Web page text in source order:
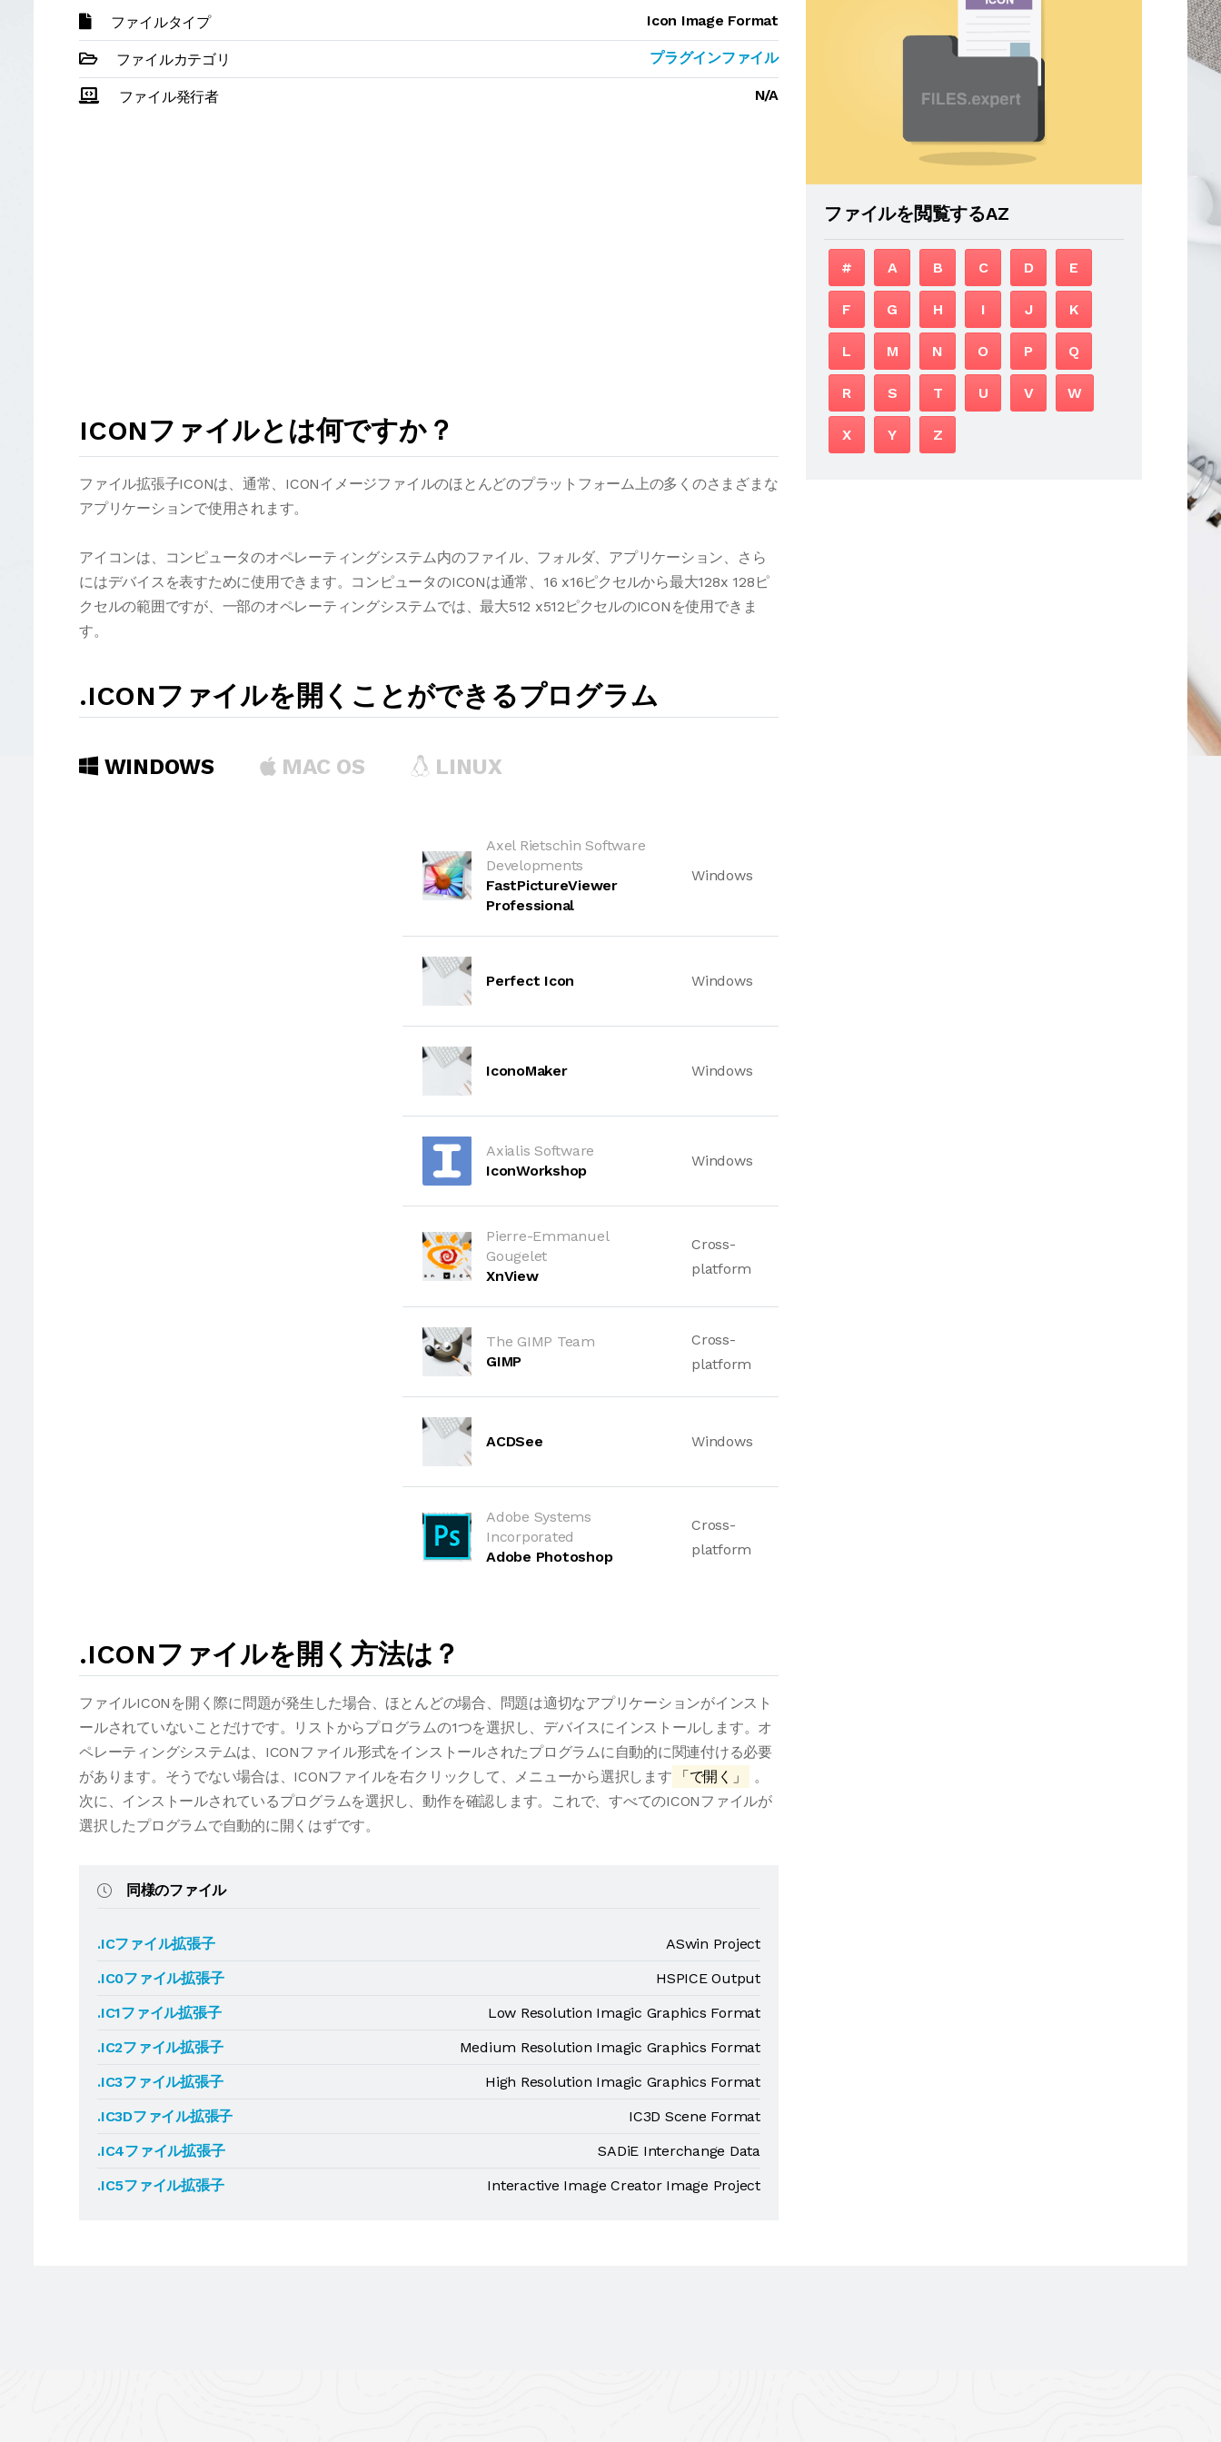
ファイルタイプ Icon Image Format
ファイルカテゴリ プラグインファイル
ファイル発行者 N/A
ICONファイルとは何ですか？
ファイル拡張子ICONは、通常、ICONイメージファイルのほとんどのプラットフォーム上の多くのさまざまな
アプリケーションで使用されます。
アイコンは、コンピュータのオペレーティングシステム内のファイル、フォルダ、アプリケーション、さら
にはデバイスを表すために使用できます。コンピュータのICONは通常、16 x16ピクセルから最大128x 128ピ
クセルの範囲ですが、一部のオペレーティングシステムでは、最大512 x512ピクセルのICONを使用できま
す。
.ICONファイルを開くことができるプログラム
WINDOWS MAC OS LINUX
Axel Rietschin Software
Developments
FastPictureViewer
Professional
Windows
Perfect Icon Windows
IconoMaker Windows
Axialis Software
IconWorkshop
Windows
Pierre-Emmanuel
Gougelet
XnView
Cross-
platform
The GIMP Team
GIMP
Cross-
platform
ACDSee Windows
Adobe Systems
Incorporated
Adobe Photoshop
Cross-
platform
.ICONファイルを開く方法は？
ファイルICONを開く際に問題が発生した場合、ほとんどの場合、問題は適切なアプリケーションがインスト
ールされていないことだけです。リストからプログラムの1つを選択し、デバイスにインストールします。オ
ペレーティングシステムは、ICONファイル形式をインストールされたプログラムに自動的に関連付ける必要
があります。そうでない場合は、ICONファイルを右クリックして、メニューから選択します
「で開く」
。
次に、インストールされているプログラムを選択し、動作を確認します。これで、すべてのICONファイルが
選択したプログラムで自動的に開くはずです。
同様のファイル
.ICファイル拡張子
ASwin Project
.IC0ファイル拡張子
HSPICE Output
.IC1ファイル拡張子
Low Resolution Imagic Graphics Format
.IC2ファイル拡張子
Medium Resolution Imagic Graphics Format
.IC3ファイル拡張子
High Resolution Imagic Graphics Format
.IC3Dファイル拡張子
IC3D Scene Format
.IC4ファイル拡張子
SADiE Interchange Data
.IC5ファイル拡張子
Interactive Image Creator Image Project
ファイルを閲覧するAZ
# A B C D E
F G H I J K
L M N O P Q
R S T U V W
X Y Z